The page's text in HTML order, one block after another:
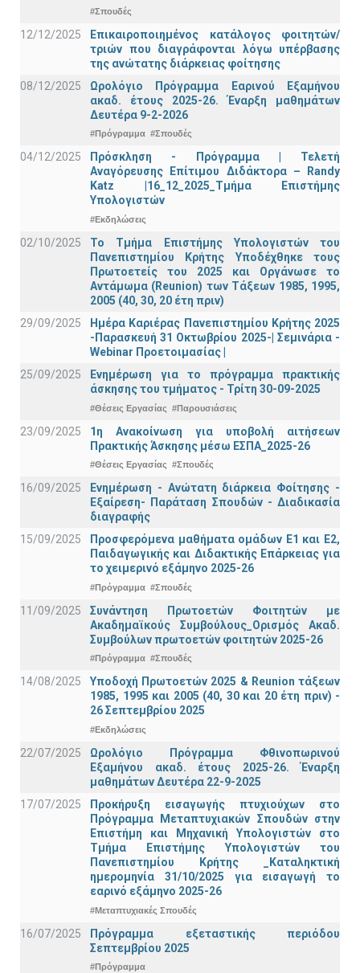
#Σπουδές
12/12/2025
Επικαιροποιημένος κατάλογος φοιτητών/
τριών που διαγράφονται λόγω υπέρβασης
της ανώτατης διάρκειας φοίτησης
08/12/2025
Ωρολόγιο Πρόγραμμα Εαρινού Εξαμήνου
ακαδ. έτους 2025-26. Έναρξη μαθημάτων
Δευτέρα 9-2-2026
#Πρόγραμμα #Σπουδές
04/12/2025
Πρόσκληση - Πρόγραμμα | Τελετή
Αναγόρευσης Επίτιμου Διδάκτορα – Randy
Katz |16_12_2025_Τμήμα Επιστήμης
Υπολογιστών
#Εκδηλώσεις
02/10/2025
Το Τμήμα Επιστήμης Υπολογιστών του
Πανεπιστημίου Κρήτης Υποδέχθηκε τους
Πρωτοετείς του 2025 και Οργάνωσε το
Αντάμωμα (Reunion) των Τάξεων 1985, 1995,
2005 (40, 30, 20 έτη πριν)
29/09/2025
Ημέρα Καριέρας Πανεπιστημίου Κρήτης 2025
-Παρασκευή 31 Οκτωβρίου 2025-| Σεμινάρια -
Webinar Προετοιμασίας |
25/09/2025
Ενημέρωση για το πρόγραμμα πρακτικής
άσκησης του τμήματος - Τρίτη 30-09-2025
#Θέσεις Εργασίας #Παρουσιάσεις
23/09/2025
1η Ανακοίνωση για υποβολή αιτήσεων
Πρακτικής Άσκησης μέσω ΕΣΠΑ_2025-26
#Θέσεις Εργασίας #Σπουδές
16/09/2025
Ενημέρωση - Ανώτατη διάρκεια Φοίτησης -
Εξαίρεση- Παράταση Σπουδών - Διαδικασία
διαγραφής
15/09/2025
Προσφερόμενα μαθήματα ομάδων Ε1 και Ε2,
Παιδαγωγικής και Διδακτικής Επάρκειας για
το χειμερινό εξάμηνο 2025-26
#Πρόγραμμα #Σπουδές
11/09/2025
Συνάντηση Πρωτοετών Φοιτητών με
Ακαδημαϊκούς Συμβούλους_Ορισμός Ακαδ.
Συμβούλων πρωτοετών φοιτητών 2025-26
#Πρόγραμμα #Σπουδές
14/08/2025
Υποδοχή Πρωτοετών 2025 & Reunion τάξεων
1985, 1995 και 2005 (40, 30 και 20 έτη πριν) -
26 Σεπτεμβρίου 2025
#Εκδηλώσεις
22/07/2025
Ωρολόγιο Πρόγραμμα Φθινοπωρινού
Εξαμήνου ακαδ. έτους 2025-26. Έναρξη
μαθημάτων Δευτέρα 22-9-2025
17/07/2025
Προκήρυξη εισαγωγής πτυχιούχων στo
Πρόγραμμα Μεταπτυχιακών Σπουδών στην
Επιστήμη και Μηχανική Υπολογιστών στο
Τμήμα Eπιστήμης Υπολογιστών του
Πανεπιστημίου Κρήτης _Καταληκτική
ημερομηνία 31/10/2025 για εισαγωγή το
εαρινό εξάμηνο 2025-26
#Μεταπτυχιακές Σπουδές
16/07/2025
Πρόγραμμα εξεταστικής περιόδου
Σεπτεμβρίου 2025
#Πρόγραμμα